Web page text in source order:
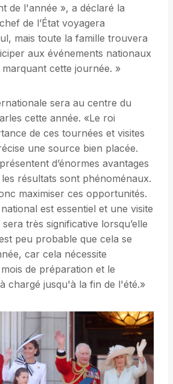
de l'année », a déclaré la
de l’État voyagera
mais toute la famille trouvera
aux événements nationaux
cette journée. »
sera au centre du
cette année. «Le roi
de ces tournées et visites
une source bien placée.
d’énormes avantages
résultats sont phénoménaux.
maximiser ces opportunités.
est essentiel et une visite
sera très significative lorsqu’elle
peu probable que cela se
car cela nécessite
de préparation et le
chargé jusqu'à la fin de l'été.»